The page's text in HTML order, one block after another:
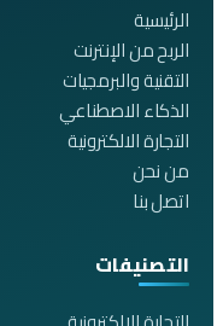
الرئيسية
الربح من الإنترنت
التقنية والبرمجيات
الذكاء الاصطناعي
التجارة الالكترونية
من نحن
اتصل بنا
التصنيفات